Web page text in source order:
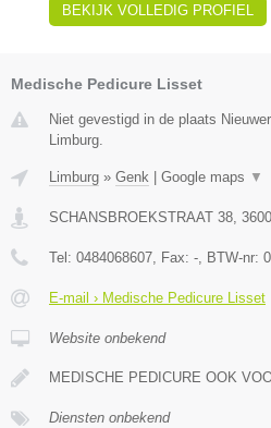
BEKIJK VOLLEDIG PROFIEL
Medische Pedicure Lisset
Niet gevestigd in de plaats
Limburg.
Limburg » Genk Google maps ▼
SCHANSBROEKSTRAAT 38, 3600
Tel: 0484068607, Fax: -, BTW-nr:
E-mail › Medische Pedicure Lisset
Website onbekend
MEDISCHE PEDICURE OOK
Diensten onbekend